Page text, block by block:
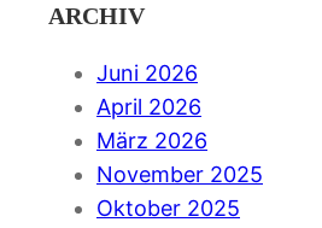
ARCHIV
Juni 2026
April 2026
März 2026
November 2025
Oktober 2025